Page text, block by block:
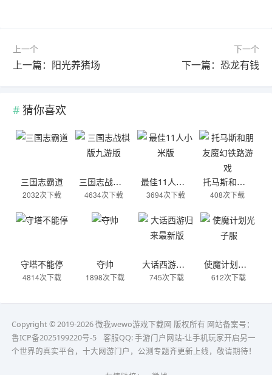
上一个
上一篇：阳光养猪场
下一个
下一篇：恐龙有钱
猜你喜欢
三国志霸道
2032次下载
三国志战棋版九游版
4634次下载
最佳11人小米版
3694次下载
托马斯和朋友魔幻铁路游戏
408次下载
守塔不能停
4814次下载
夺帅
1898次下载
大话西游归来最新版
745次下载
使魔计划光子服
612次下载
Copyright © 2019-2026 微我wewo游戏下载网 版权所有 网站备案号：
鲁ICP备2025199220号-5
客服QQ:手游门户网站-让手机玩家开启另一
个世界的真实平台，十大网游门户，公测专题齐更新上线，敬请期待！